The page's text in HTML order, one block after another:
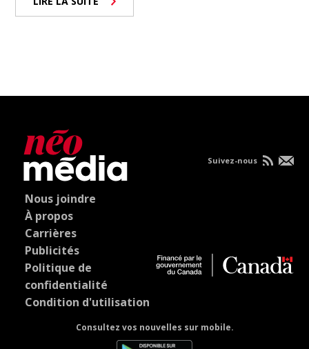
Nous joindre
À propos
Carrières
Publicités
Politique de
confidentialité
Condition d'utilisation
Consultez vos nouvelles sur mobile.
Suivez-nous